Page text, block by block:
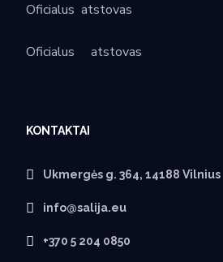
Oficialus atstovas
Oficialus atstovas
KONTAKTAI
Ukmergės g. 364, 14188 Vilnius
info@salija.eu
+370 5 204 0850